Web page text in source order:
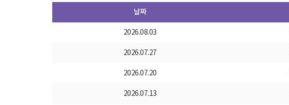
날짜
2026.08.03
2026.07.27
2026.07.20
2026.07.13